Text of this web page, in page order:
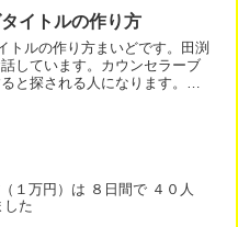
イトルの作り方
ルの作り方まいどです。田渕
しています。カウンセラーブ
と探される人になります。例
１万円）は ８日間で ４０人
した